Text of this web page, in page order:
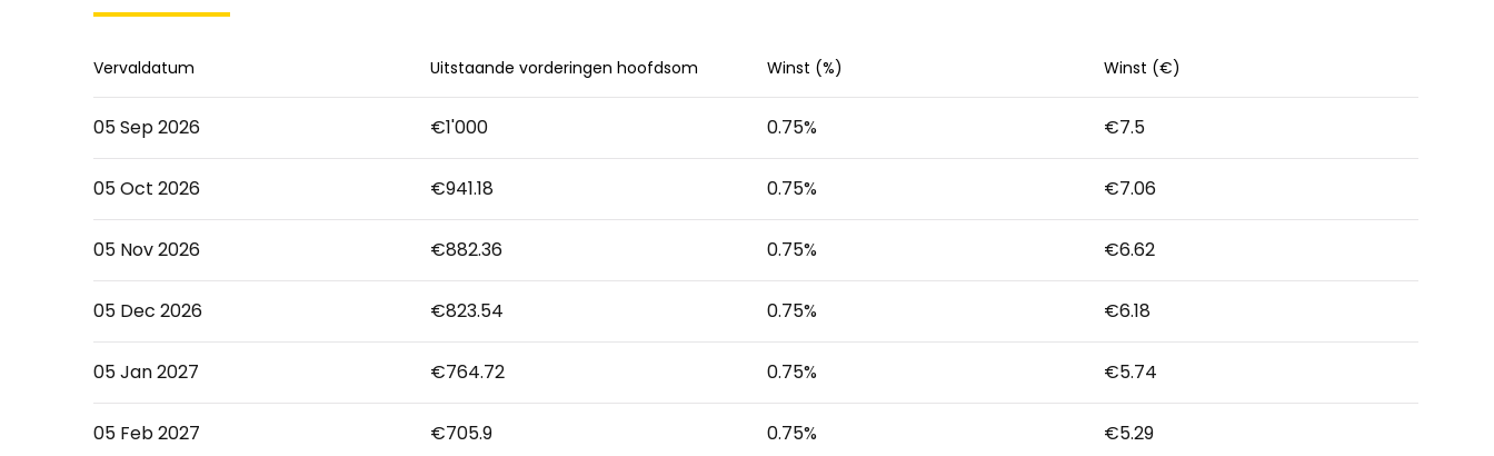
Vervaldatum Uitstaande vorderingen hoofdsom Winst (%) Winst (€)
05 Sep 2026 €1'000 0.75% €7.5
05 Oct 2026 €941.18 0.75% €7.06
05 Nov 2026 €882.36 0.75% €6.62
05 Dec 2026 €823.54 0.75% €6.18
05 Jan 2027 €764.72 0.75% €5.74
05 Feb 2027 €705.9 0.75% €5.29